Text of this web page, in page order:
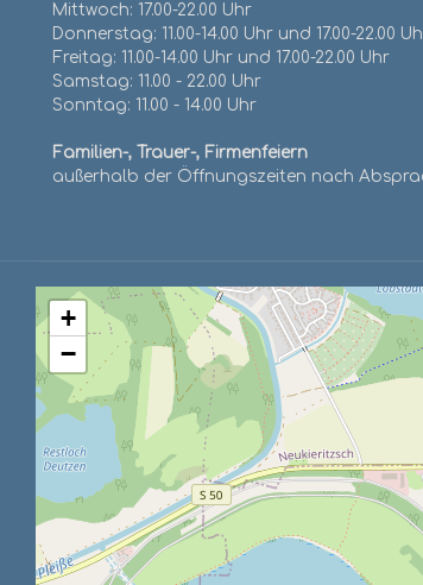
Räumlichkeiten
Mittwoch: 17.00-22.00 Uhr
Donnerstag: 11.00-14.00 Uhr und 17.00-22.00
Freitag: 11.00-14.00 Uhr und 17.00-22.00 Uhr
Samstag: 11.00 - 22.00 Uhr
Sonntag: 11.00 - 14.00 Uhr
Familien-, Trauer-, Firmenfeiern
außerhalb der Öffnungszeiten nach
+
−